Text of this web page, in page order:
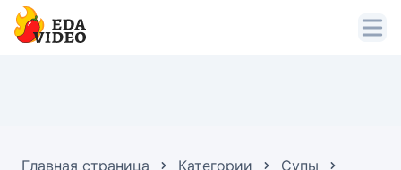
Главная страница Категории
Супы